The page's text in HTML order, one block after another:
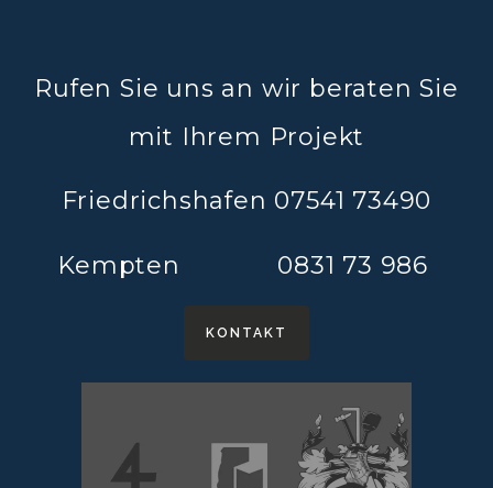
Rufen Sie uns an wir beraten Sie
mit Ihrem Projekt
Friedrichshafen 07541 73490
Kempten 0831 73 986
KONTAKT